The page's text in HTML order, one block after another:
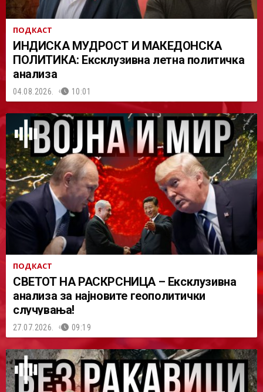
ПОДКАСТ
ИНДИСКА МУДРОСТ И МАКЕДОНСКА
ПОЛИТИКА: Ексклузивна летна политичка
анализа
04.08.2026. 10:01
ПОДКАСТ
СВЕТОТ НА РАСКРСНИЦА – Ексклузивна
анализа за најновите геополитички
случувања!
27.07.2026. 09:19